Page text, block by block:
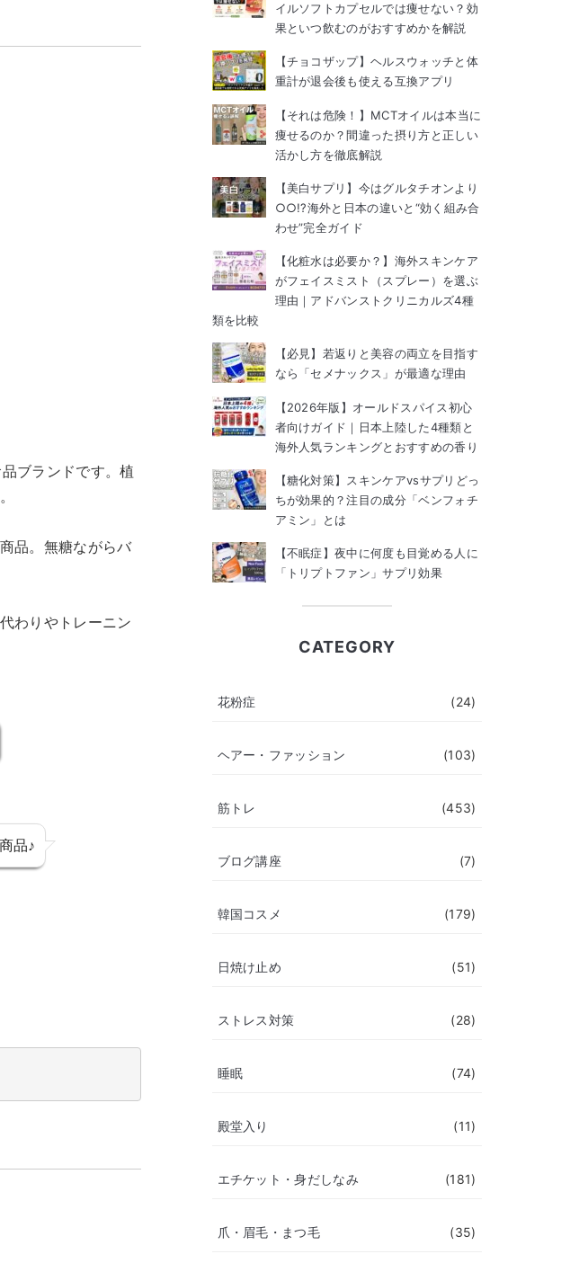
ブランドです。植
品。無糖ながらバ
わりやトレーニン
品♪
イルソフトカプセルでは痩せない？効
果といつ飲むのがおすすめかを解説
【チョコザップ】ヘルスウォッチと体
重計が退会後も使える互換アプリ
【それは危険！】MCTオイルは本当に
痩せるのか？間違った摂り方と正しい
活かし方を徹底解説
【美白サプリ】今はグルタチオンより
○○!?海外と日本の違いと“効く組み合
わせ”完全ガイド
【化粧水は必要か？】海外スキンケア
がフェイスミスト（スプレー）を選ぶ
理由｜アドバンストクリニカルズ4種
類を比較
【必見】若返りと美容の両立を目指す
なら「セメナックス」が最適な理由
【2026年版】オールドスパイス初心
者向けガイド｜日本上陸した4種類と
海外人気ランキングとおすすめの香り
【糖化対策】スキンケアvsサプリどっ
ちが効果的？注目の成分「ベンフォチ
アミン」とは
【不眠症】夜中に何度も目覚める人に
「トリプトファン」サプリ効果
CATEGORY
花粉症 (24)
ヘアー・ファッション (103)
筋トレ (453)
ブログ講座 (7)
韓国コスメ (179)
日焼け止め (51)
ストレス対策 (28)
睡眠 (74)
殿堂入り (11)
エチケット・身だしなみ (181)
爪・眉毛・まつ毛 (35)